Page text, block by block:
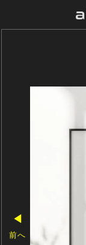
◀
前へ